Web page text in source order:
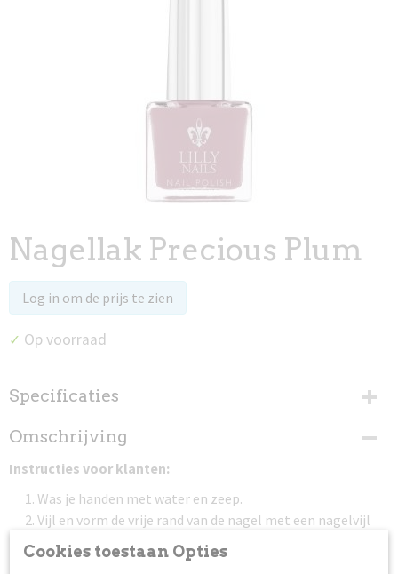
Nagellak Precious Plum
Log in om de prijs te zien
✓ Op voorraad
Specificaties
Productcode
97023
Omschrijving
Instructies voor klanten:
Was je handen met water en zeep.
Vijl en vorm de vrije rand van de nagel met een nagelvijl
met 240 grit.
Duw de nagelriem voorzichting terug met een (metalen)
Cookies toestaan Opties